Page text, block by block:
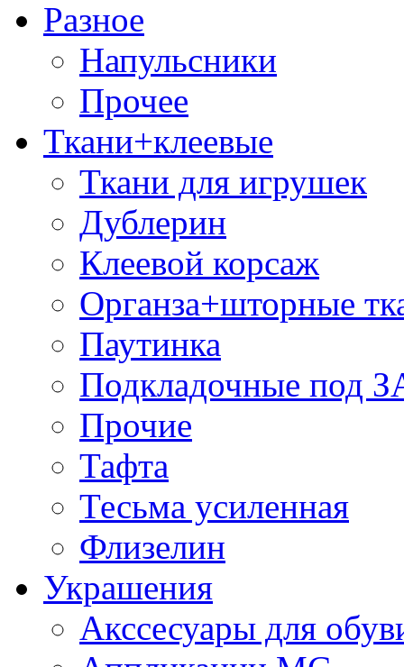
Разное
Напульсники
Прочее
Ткани+клеевые
Ткани для игрушек
Дублерин
Клеевой корсаж
Органза+шторные
Паутинка
Подкладочные под
Прочие
Тафта
Тесьма усиленная
Флизелин
Украшения
Акссесуары для